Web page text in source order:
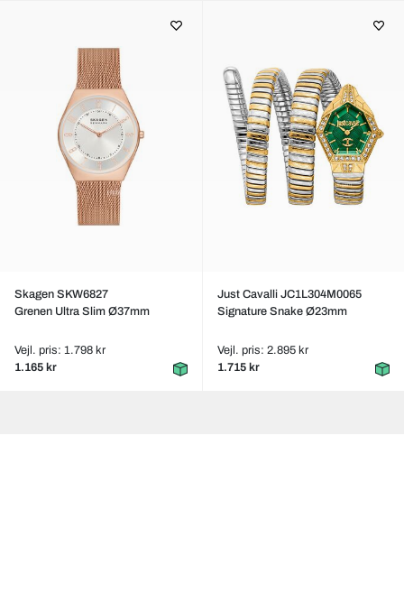
Skagen SKW6827
Grenen Ultra Slim Ø37mm
Vejl. pris: 1.798 kr
1.165 kr
Just Cavalli JC1L304M0065
Signature Snake Ø23mm
Vejl. pris: 2.895 kr
1.715 kr